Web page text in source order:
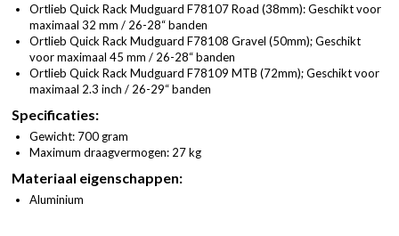
Ortlieb Quick Rack Mudguard F78107 Road (38mm): Geschikt voor
maximaal 32 mm / 26-28“ banden
Ortlieb Quick Rack Mudguard F78108 Gravel (50mm); Geschikt
voor maximaal 45 mm / 26-28“ banden
Ortlieb Quick Rack Mudguard F78109 MTB (72mm); Geschikt voor
maximaal 2.3 inch / 26-29“ banden
Specificaties:
Gewicht: 700 gram
Maximum draagvermogen: 27 kg
Materiaal eigenschappen:
Aluminium